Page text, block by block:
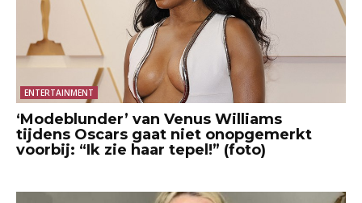
ENTERTAINMENT
‘Modeblunder’ van Venus Williams
tijdens Oscars gaat niet onopgemerkt
voorbij: “Ik zie haar tepel!” (foto)